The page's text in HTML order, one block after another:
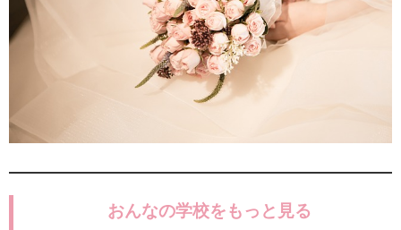
おんなの学校をもっと見る